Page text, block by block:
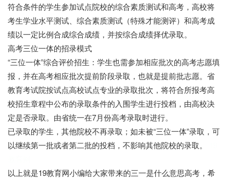
符合条件的学生参加试点院校的综合素质测试和高考，高校将
考生学业水平测试、综合素质测试（特殊才能测评）和高考成
绩以一定比例合成综合成绩，并按综合成绩择优录取。
高考三位一体的招录模式
“三位一体”综合评价招生：学生也需参加相应批次的高考志愿填
报，并在高考相应批次提前阶段录取，也就是提前批志愿。省
教育考试院按试点高校试点专业的录取批次，将符合所报考高
校招生章程中公布的录取条件的入围学生进行投档，由高校决
定是否录取。由省统一在7月份高考录取时进行。
已录取的学生，其他院校不再录取；如未被“三位一体”录取，可
以继续第一批或者第二批的投档，不影响其他院校的录取。
以上就是19教育网小编给大家带来的三一是什么意思高考，希